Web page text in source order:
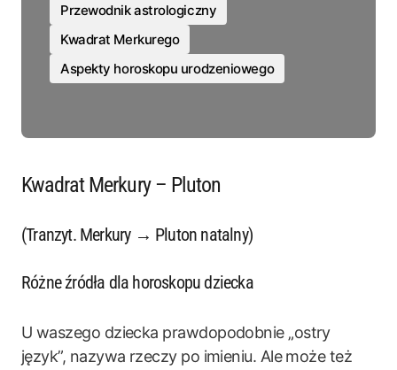
Przewodnik astrologiczny
Kwadrat Merkurego
Aspekty horoskopu urodzeniowego
Kwadrat Merkury – Pluton
(Tranzyt. Merkury → Pluton natalny)
Różne źródła dla horoskopu dziecka
U waszego dziecka prawdopodobnie „ostry
język”, nazywa rzeczy po imieniu. Ale może też